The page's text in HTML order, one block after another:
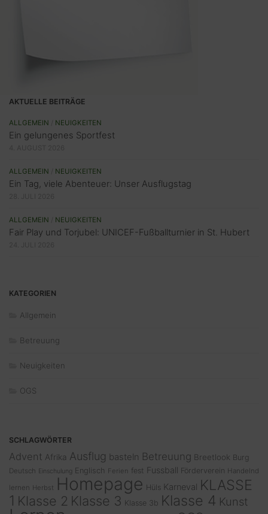
AKTUELLE BEITRÄGE
ALLGEMEIN NEUIGKEITEN
Ein gelungenes Sportfest
ALLGEMEIN NEUIGKEITEN
Ein Tag, viele Abenteuer: Unser Ausflugstag
ALLGEMEIN NEUIGKEITEN
Fair Play und Torjubel: UNICEF-Fußballturnier in St. Hubert
KATEGORIEN
Allgemein
Betreuung
Neuigkeiten
OGS
SCHLAGWÖRTER
Advent Afrika Ausflug basteln Betreuung Breetlook Burg
Deutsch Einschulung Englisch Ferien fest Fussball Förderverein
Handelnd
lernen Herbst Homepage Hüls Karneval KLASSE
1 Klasse 2 Klasse 3 Klasse 3b Klasse 4 Kunst